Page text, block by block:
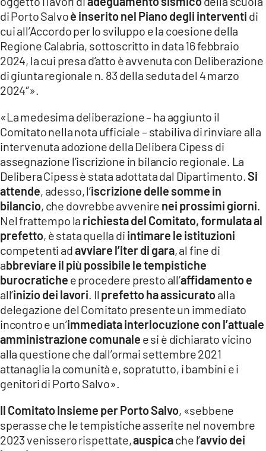
di Porto Salvoè inserito nel Piano degli interventi di
cui all’Accordo per lo sviluppo e la coesione della
Regione Calabria, sottoscritto in data 16 febbraio
2024, la cui presa d’atto è avvenuta con Deliberazione
di giunta regionale n. 83 della seduta del 4 marzo
2024″».
«La medesima deliberazione – ha aggiunto il
Comitato nella nota ufficiale – stabiliva di rinviare alla
intervenuta adozione della Delibera Cipess di
assegnazione l’iscrizione in bilancio regionale. La
Delibera Cipess è stata adottata dal Dipartimento.Si
attende, adesso, l’iscrizione delle somme in
bilancio, che dovrebbe avvenire nei prossimi giorni
Nel frattempo la richiesta del Comitato, formulata al
prefetto, è stata quella di intimare le istituzioni
competenti adavviare l’iter di gara, al fine di
abbreviare il più possibile le tempistiche
burocratiche e procedere presto all’affidamento e
all’inizio dei lavori . Il prefetto ha assicuratoalla
delegazione del Comitato presente un immediato
incontro e un’immediata interlocuzione con l’attuale
amministrazione comunale e si è dichiarato vicino
alla questione che dall’ormai settembre 2021
attanaglia la comunità e, sopratutto, i bambini e i
genitori di Porto Salvo».
Il Comitato Insieme per Porto Salvo, «sebbene
sperasse che le tempistiche asserite nel novembre
2023 venissero rispettate,auspicache l’avvio dei